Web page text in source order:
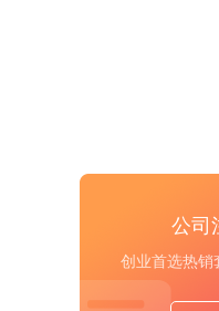
公司
创业首选热销